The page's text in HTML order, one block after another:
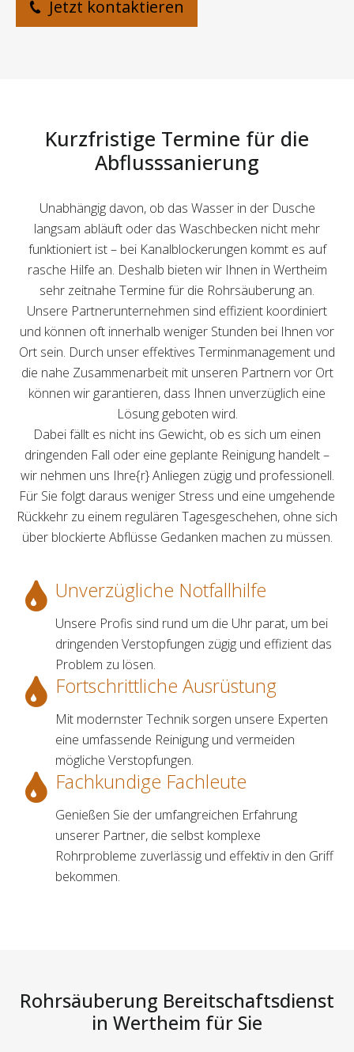
Jetzt kontaktieren
Kurzfristige Termine für die
Abflusssanierung
Unabhängig davon, ob das Wasser in der Dusche
langsam abläuft oder das Waschbecken nicht mehr
funktioniert ist – bei Kanalblockerungen kommt es auf
rasche Hilfe an. Deshalb bieten wir Ihnen in Wertheim
sehr zeitnahe Termine für die Rohrsäuberung an.
Unsere Partnerunternehmen sind effizient koordiniert
und können oft innerhalb weniger Stunden bei Ihnen vor
Ort sein. Durch unser effektives Terminmanagement und
die nahe Zusammenarbeit mit unseren Partnern vor Ort
können wir garantieren, dass Ihnen unverzüglich eine
Lösung geboten wird.
Dabei fällt es nicht ins Gewicht, ob es sich um einen
dringenden Fall oder eine geplante Reinigung handelt –
wir nehmen uns Ihre{r} Anliegen zügig und professionell.
Für Sie folgt daraus weniger Stress und eine umgehende
Rückkehr zu einem regulären Tagesgeschehen, ohne sich
über blockierte Abflüsse Gedanken machen zu müssen.
Unverzügliche Notfallhilfe
Unsere Profis sind rund um die Uhr parat, um bei
dringenden Verstopfungen zügig und effizient das
Problem zu lösen.
Fortschrittliche Ausrüstung
Mit modernster Technik sorgen unsere Experten
eine umfassende Reinigung und vermeiden
mögliche Verstopfungen.
Fachkundige Fachleute
Genießen Sie der umfangreichen Erfahrung
unserer Partner, die selbst komplexe
Rohrprobleme zuverlässig und effektiv in den Griff
bekommen.
Rohrsäuberung Bereitschaftsdienst
in Wertheim für Sie